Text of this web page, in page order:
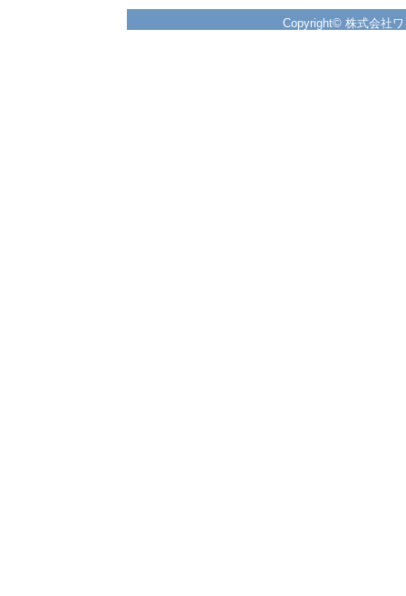
Copyright© 株式会社